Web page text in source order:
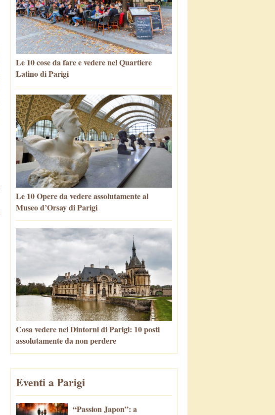
Le 10 cose da fare e vedere nel Quartiere
Latino di Parigi
Le 10 Opere da vedere assolutamente al
Museo d’Orsay di Parigi
Cosa vedere nei Dintorni di Parigi: 10 posti
assolutamente da non perdere
Eventi a Parigi
“Passion Japon”: a